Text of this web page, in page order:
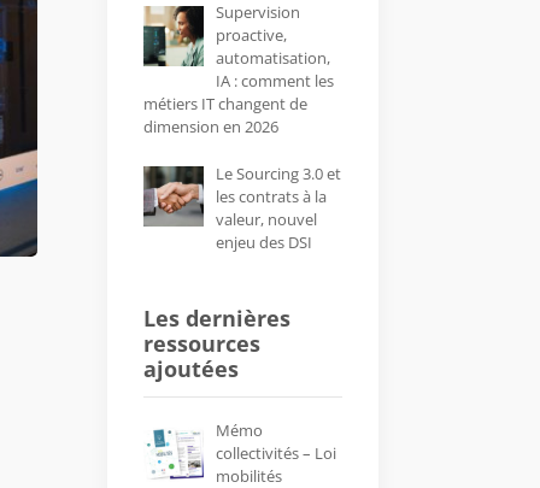
Supervision
proactive,
automatisation,
IA : comment les
métiers IT changent de
dimension en 2026
Le Sourcing 3.0 et
les contrats à la
valeur, nouvel
enjeu des DSI
Les dernières
ressources
ajoutées
Mémo
collectivités – Loi
mobilités